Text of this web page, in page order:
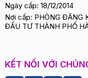
Ngày cấp: 18/12/2014
Nơi cấp: PHÒNG ĐĂNG
ĐẦU TƯ THÀNH PHỐ
KẾT NỐI VỚI